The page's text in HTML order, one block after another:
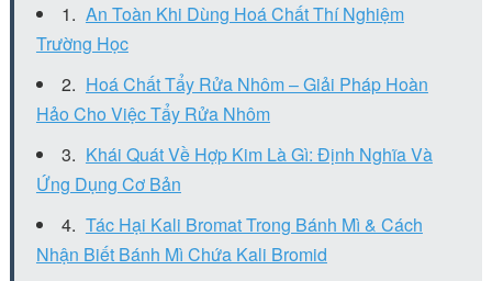
An Toàn Khi Dùng Hoá Chất Thí Nghiệm
Trường Học
Hoá Chất Tẩy Rửa Nhôm – Giải Pháp Hoàn
Hảo Cho Việc Tẩy Rửa Nhôm
Khái Quát Về Hợp Kim Là Gì: Định Nghĩa Và
Ứng Dụng Cơ Bản
Tác Hại Kali Bromat Trong Bánh Mì & Cách
Nhận Biết Bánh Mì Chứa Kali Bromid